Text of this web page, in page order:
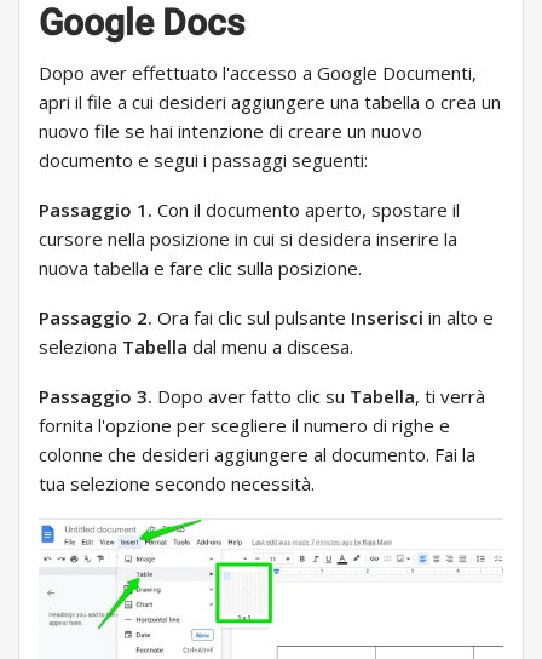
Google Docs
Dopo aver effettuato l'accesso a Google Documenti,
apri il file a cui desideri aggiungere una tabella o crea un
nuovo file se hai intenzione di creare un nuovo
documento e segui i passaggi seguenti:
Passaggio 1. Con il documento aperto, spostare il
cursore nella posizione in cui si desidera inserire la
nuova tabella e fare clic sulla posizione.
Passaggio 2. Ora fai clic sul pulsante Inserisci in alto e
seleziona Tabella dal menu a discesa.
Passaggio 3. Dopo aver fatto clic su Tabella, ti verrà
fornita l'opzione per scegliere il numero di righe e
colonne che desideri aggiungere al documento. Fai la
tua selezione secondo necessità.